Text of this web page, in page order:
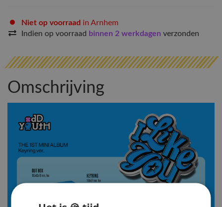
Niet op voorraad in Arnhem
Indien op voorraad binnen 2 werkdagen verzonden
Omschrijving